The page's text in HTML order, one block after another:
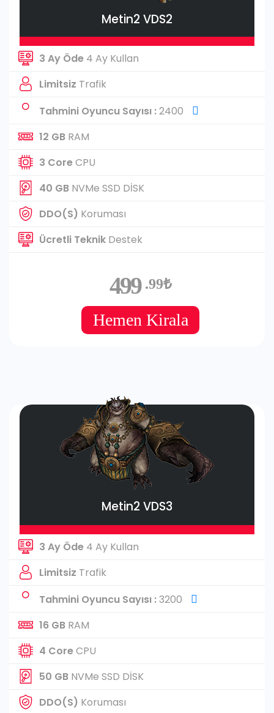
Metin2 VDS2
3 Ay Öde 4 Ay Kullan
Limitsiz Trafik
Tahmini Oyuncu Sayısı :2400
12 GB RAM
3 CoreCPU
40 GB NVMe SSD DİSK
DDO(S) Koruması
Ücretli Teknik Destek
499 .99₺
Hemen Kirala
Metin2 VDS3
3 Ay Öde 4 Ay Kullan
Limitsiz Trafik
Tahmini Oyuncu Sayısı :3200
16 GB RAM
4 CoreCPU
50 GB NVMe SSD DİSK
DDO(S) Koruması